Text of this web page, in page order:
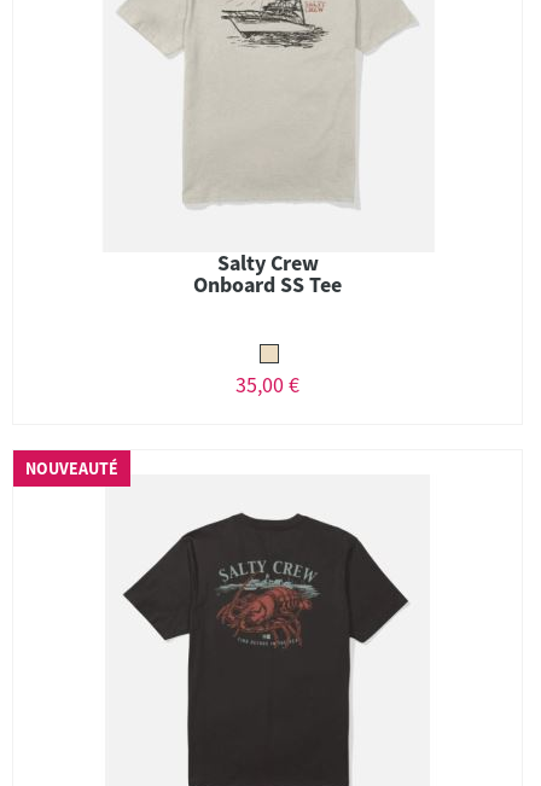
Salty Crew
Onboard SS Tee
35,00 €
NOUVEAUTÉ